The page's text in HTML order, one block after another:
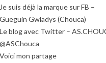
Je suis déjà la marque sur FB –
Gueguin Gwladys (Chouca)
Le blog avec Twitter –
@ASChouca
Voici mon partage